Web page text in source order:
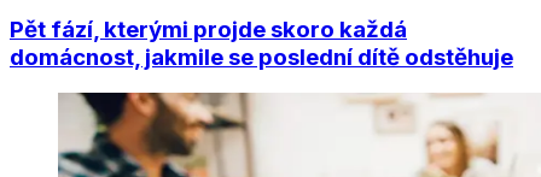
Pět fází, kterými projde skoro každá
domácnost, jakmile se poslední dítě odstěhuje